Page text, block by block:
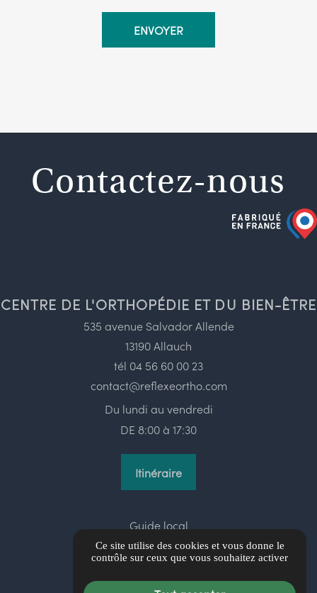
Contactez-nous
CENTRE DE L'ORTHOPÉDIE ET DU BIEN-ÊTRE
535 avenue Salvador Allende
13190 Allauch
tél 04 56 60 00 23
contact@reflexeortho.com
Du lundi au vendredi
DE 8:00 à 17:30
Itinéraire
Guide local
Informations complémentaires
Mentions légales
Politique de confidentialité
Ce site utilise des cookies et vous donne le
contrôle sur ceux que vous souhaitez activer